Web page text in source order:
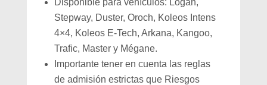
Disponible para vehículos: Logan,
Stepway, Duster, Oroch, Koleos Intens
4×4, Koleos E-Tech, Arkana, Kangoo,
Trafic, Master y Mégane.
Importante tener en cuenta las reglas
de admisión estrictas que Riesgos